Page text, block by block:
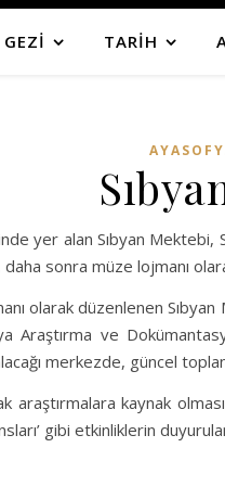
GEZİ TARİH
yer alan Sıbyan Mektebi,
sonra müze lojmanı
olarak düzenlenen
Araştırma ve
merkezde, güncel
araştırmalara kaynak
gibi etkinliklerin